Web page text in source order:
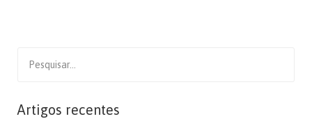
for:
Artigos recentes